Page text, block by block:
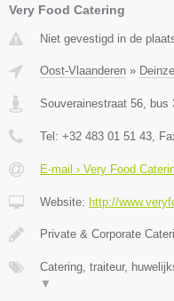
Very Food Catering
Niet gevestigd in de
Oost-Vlaanderen » Deinze
Souverainestraat 56, bus
Tel: +32 483 01 51 43,
E-mail › Very Food
Website: http://
Private & Corporate
Catering, traiteur,
▼